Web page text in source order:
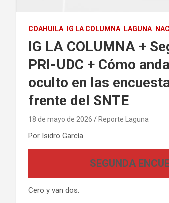
COAHUILA IG LA COLUMNA LAGUNA
IG LA COLUMNA +
PRI-UDC + Cómo
oculto en las
frente del SNTE
18 de mayo de 2026 Reporte Laguna
Por Isidro García
SEGUNDA
Cero y van dos.